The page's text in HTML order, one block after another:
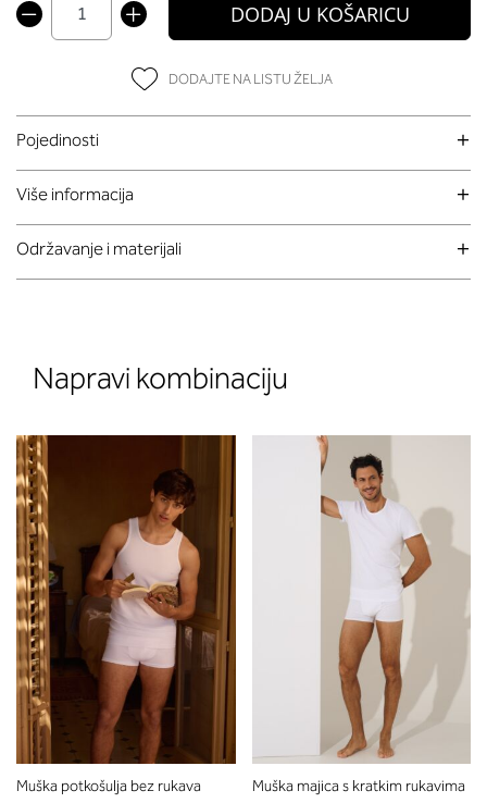
DODAJ U KOŠARICU
DODAJTE NA LISTU ŽELJA
Pojedinosti
Više informacija
Održavanje i materijali
Napravi kombinaciju
Muška potkošulja bez rukava
Muška majica s kratkim rukavima